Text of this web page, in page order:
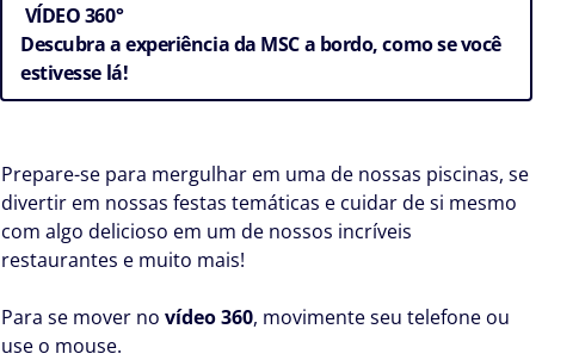
VÍDEO 360°
Descubra a experiência da MSC a bordo, como se você
estivesse lá!
Prepare-se para mergulhar em uma de nossas piscinas, se
divertir em nossas festas temáticas e cuidar de si mesmo
com algo delicioso em um de nossos incríveis
restaurantes e muito mais!
Para se mover no vídeo 360, movimente seu telefone ou
use o mouse.